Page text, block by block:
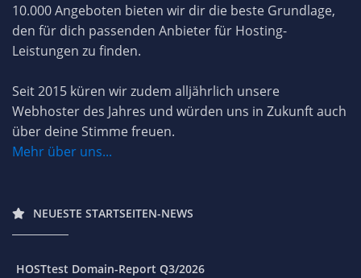
10.000 Angeboten bieten wir dir die beste Grundlage,
den für dich passenden Anbieter für Hosting-
Leistungen zu finden.
Seit 2015 küren wir zudem alljährlich unsere
Webhoster des Jahres und würden uns in Zukunft auch
über deine Stimme freuen.
Mehr über uns...
NEUESTE STARTSEITEN-NEWS
HOSTtest Domain-Report Q3/2026